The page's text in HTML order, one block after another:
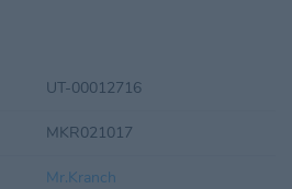
UT-00012716
MKR021017
Mr.Kranch